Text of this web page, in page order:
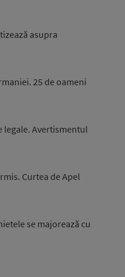
asupra
25 de oameni
legale. Avertismentul
Curtea de Apel
se majorează cu